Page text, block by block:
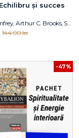
și succes
Oprah Winfrey, Arthur C. Brooks, Sahil Bloom
144.00 lei
-47%